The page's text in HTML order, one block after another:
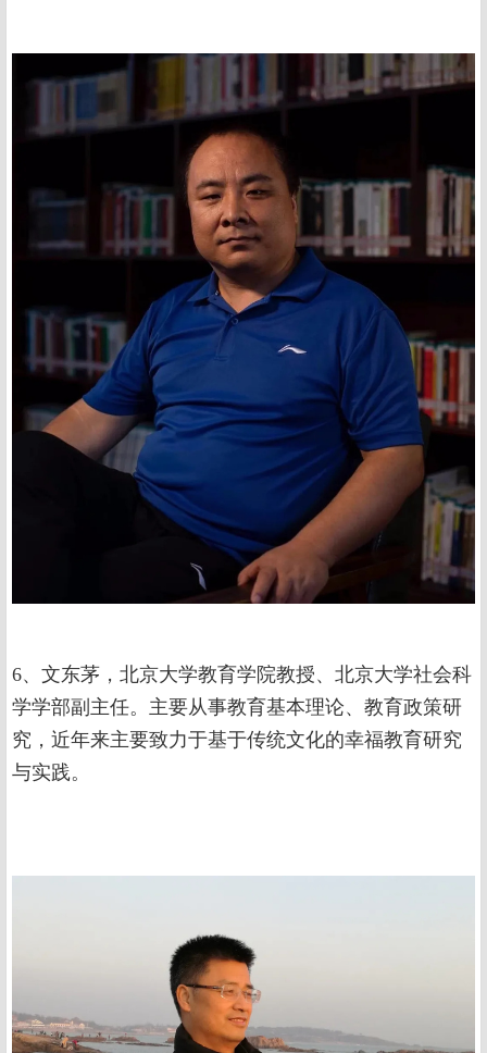
6、文东茅，北京大学教育学院教授、北京大学社会科
学学部副主任。主要从事教育基本理论、教育政策研
究，近年来主要致力于基于传统文化的幸福教育研究
与实践。